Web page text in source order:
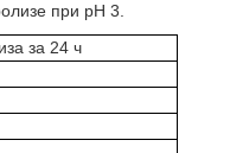
при pH 3.
за 24 ч